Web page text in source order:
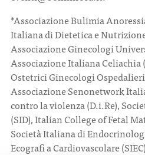
*Associazione Bulimia
Italiana di Dietetica e
Associazione Ginecologi
Associazione Italiana Celiachia
Ostetrici Ginecologi
Associazione Senonetwork
contro la violenza (D.i.Re),
(SID), Italian College of Fetal
Società Italiana di
Ecografi a Cardiovascolare